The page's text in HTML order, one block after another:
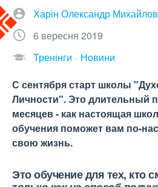
Харін Олександр
6 вересня 2019
Тренінги
Новини
С сентября старт школы
Личности". Это длительный
месяцев - как настоящая
обучения поможет вам по-
свою жизнь.
Это обучение для тех, кто